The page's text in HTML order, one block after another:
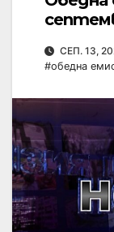
СЕП. 13,
#обедна